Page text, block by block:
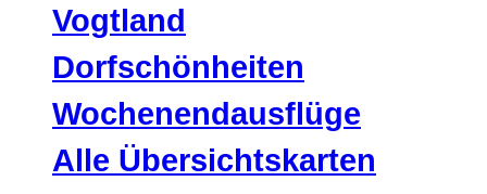
Vogtland
Dorfschönheiten
Wochenendausflüge
Alle Übersichtskarten